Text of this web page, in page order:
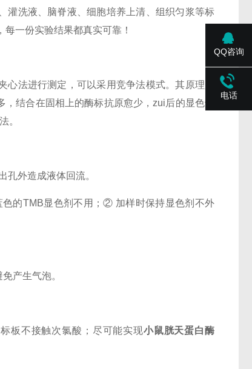
灌洗液、脑脊液、细胞培养上清、组织匀浆等标
一份实验结果都真实可靠！
法进行测定，可以采用竞争法模式。其原理是
结合在固相上的酶标抗原愈少，zui后的显色也
。
外造成液体回流。
的TMB显色剂不用；② 加样时保持显色剂不外
产生气泡。
板不接触次氯酸；尽可能实现小鼠胱天蛋白酶
QQ咨询
电话